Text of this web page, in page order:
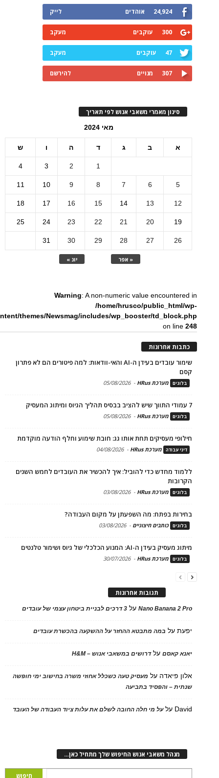
24,924 אוהדים לייק
300 עוקבים מעקב
47 עוקבים מעקב
307 מנויים להירשם
סינון מאמרי משאבי אנוש לפי תאריך
מאי 2024
א ב ג ד ה ו ש
« אפר יונ »
1
2
3
4
5
6
7
8
9
10
11
12
13
14
15
16
17
18
19
20
21
22
23
24
25
26
27
28
29
30
31
Warning: A non-numeric value encountered in
/home/hrusco/public_html/wp-
themes/Newsmag/includes/wp_booster/td_block.php
on line248
כתבות אחרונות
שימור עובדים בעידן ה-AI והאי-וודאות: למה פיטורים הם לא פתרון
קסם
בלוגים מערכת HRus -
05/08/2026
7 עמודי התווך שיש להציב בבסיס תהליך הגיוס ומיתוג המעסיק
בלוגים מערכת HRus -
05/08/2026
חילופי מעסיקים תחת אותו גג: חובת שימוע וחלף הודעה מוקדמת
דיני עבודה מערכת HRus -
04/08/2026
ללמוד מחדש כדי להוביל: איך להכשיר את העובדים לחמש השנים
הקרובות
בלוגים מערכת HRus -
03/08/2026
בחירות בפתח: מה השפעתן על מקום העבודה?
בלוגים כותבים חיצוניים -
03/08/2026
מיתוג מעסיק בעידן ה-AI: המנוע הכלכלי של גיוס ושימור טלנטים
בלוגים מערכת HRus -
30/07/2026
תגובות אחרונות
Nano Banana 2 Proעל 3 דרכים לבניית ביטחון עצמי של עובדים
יפעתעל במה מתבטא ההחזר על ההשקעה בהכשרת עובדים
יאנא קאסםעלדרושים במשאבי אנוש – H&M
אלון פיאדה על מעסיק טעה כשכלל אחוזי משרה בחישוב ימי חופשה
שנתית – והפסיד בתביעה
David עלעל מי חלה החובה לשלם את עלות ציוד העבודה של העובד
מנהל משאבי אנוש החיפוש שלך מתחיל כאן…